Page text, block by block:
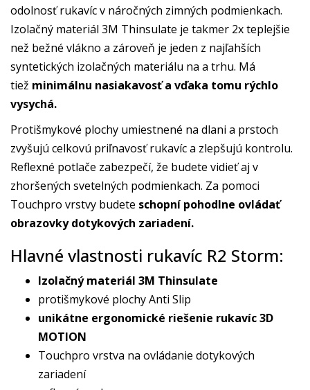
odolnosť rukavíc v náročných zimných podmienkach.
Izolačný materiál 3M Thinsulate je takmer 2x teplejšie
než bežné vlákno a zároveň je jeden z najľahších
syntetických izolačných materiálu na a trhu. Má
tiež minimálnu nasiakavosť a vďaka tomu rýchlo
vysychá.
Protišmykové plochy umiestnené na dlani a prstoch
zvyšujú celkovú priľnavosť rukavíc a zlepšujú kontrolu.
Reflexné potlače zabezpečí, že budete vidieť aj v
zhoršených svetelných podmienkach. Za pomoci
Touchpro vrstvy budete schopní pohodlne ovládať
obrazovky dotykových zariadení.
Hlavné vlastnosti rukavíc R2 Storm:
Izolačný materiál 3M Thinsulate
protišmykové plochy Anti Slip
unikátne ergonomické riešenie rukavíc 3D
MOTION
Touchpro vrstva na ovládanie dotykových
zariadení